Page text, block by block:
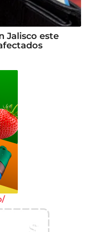
Jalisco este